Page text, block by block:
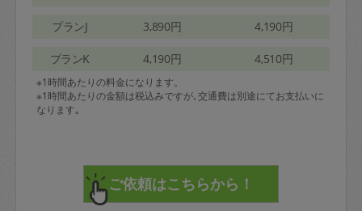
プランJ 3,890円 4,190円
プランK 4,190円 4,510円
※1時間あたりの料金になります。
※1時間あたりの金額は税込みですが､交通費は別途にてお支払いに
なります｡